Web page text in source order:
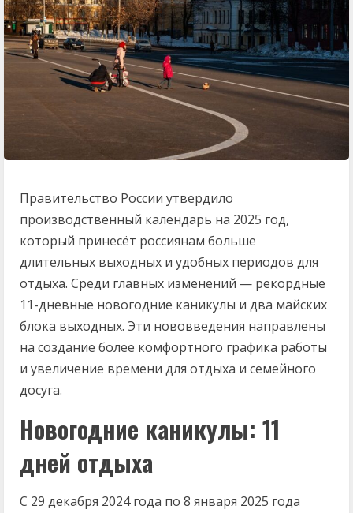
Правительство России утвердило
производственный календарь на 2025 год,
который принесёт россиянам больше
длительных выходных и удобных периодов для
отдыха. Среди главных изменений — рекордные
11-дневные новогодние каникулы и два майских
блока выходных. Эти нововведения направлены
на создание более комфортного графика работы
и увеличение времени для отдыха и семейного
досуга.
Новогодние каникулы: 11
дней отдыха
С 29 декабря 2024 года по 8 января 2025 года